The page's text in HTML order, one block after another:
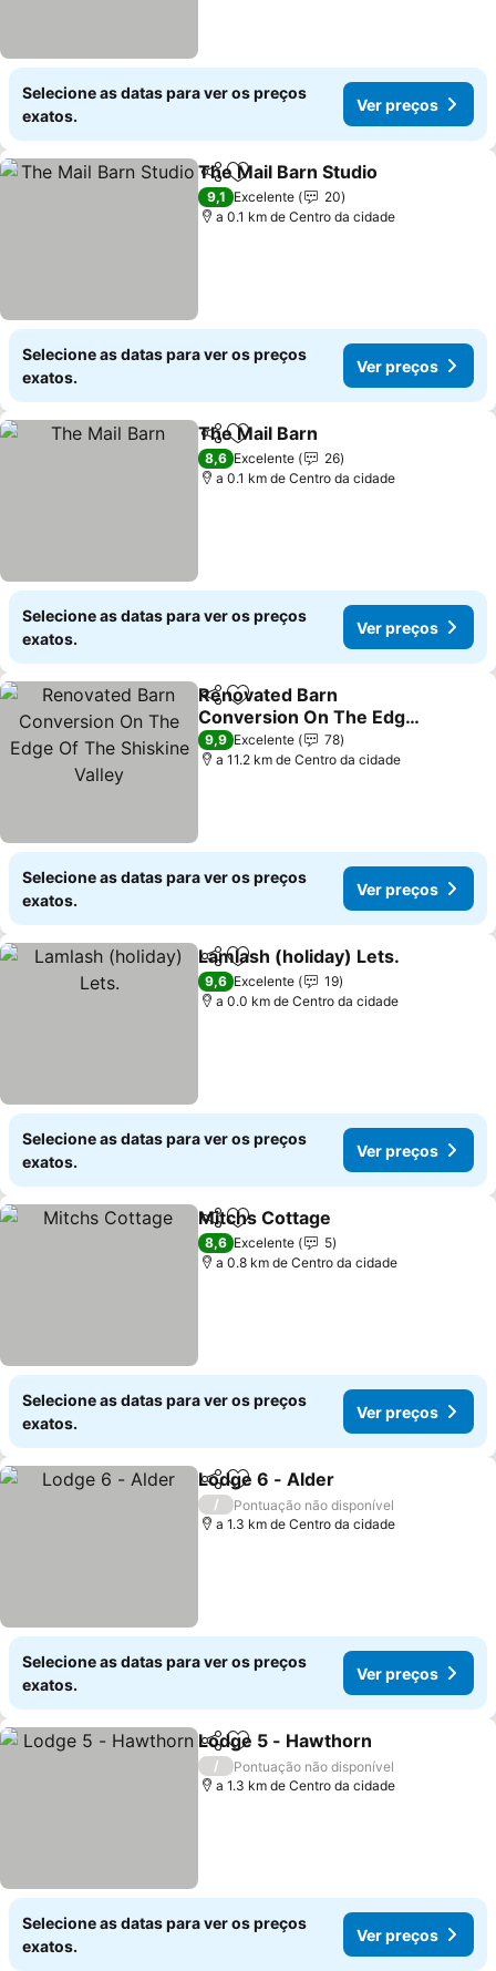
Selecione as datas para ver os preços
exatos.
Ver preços
PartilharAdicionar aos favoritos
The Mail Barn Studio
9,1 Excelente
20
a 0.1 km de Centro da cidade
Selecione as datas para ver os preços
exatos.
Ver preços
PartilharAdicionar aos favoritos
The Mail Barn
8,6 Excelente
26
a 0.1 km de Centro da cidade
Selecione as datas para ver os preços
exatos.
Ver preços
PartilharAdicionar aos favoritos
Renovated Barn
Conversion On The Edge
Of The Shiskine Valley
Ver preços
9,9 Excelente
78
a 11.2 km de Centro da cidade
Selecione as datas para ver os preços
exatos.
Ver preços
PartilharAdicionar aos favoritos
Lamlash (holiday) Lets.
9,6 Excelente
19
a 0.0 km de Centro da cidade
Selecione as datas para ver os preços
exatos.
Ver preços
PartilharAdicionar aos favoritos
Mitchs Cottage
8,6 Excelente
5
a 0.8 km de Centro da cidade
Selecione as datas para ver os preços
exatos.
Ver preços
PartilharAdicionar aos favoritos
Lodge 6 - Alder
/
Pontuação não disponível
a 1.3 km de Centro da cidade
Selecione as datas para ver os preços
exatos.
Ver preços
PartilharAdicionar aos favoritos
Lodge 5 - Hawthorn
/
Pontuação não disponível
a 1.3 km de Centro da cidade
Selecione as datas para ver os preços
exatos.
Ver preços